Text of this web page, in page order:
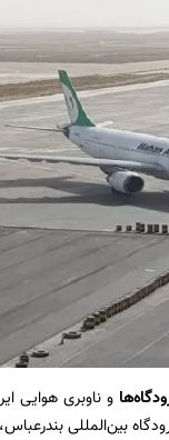
و ناوبری هوایی
بین‌المللی